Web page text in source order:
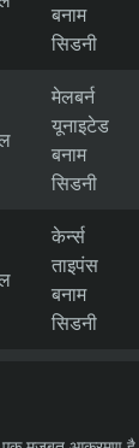
बनाम
सिडनी
मेलबर्न
यूनाइटेड
बनाम
सिडनी
केर्न्स
ताइपंस
बनाम
सिडनी